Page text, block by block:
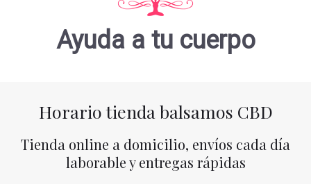
Ayuda a tu cuerpo
Horario tienda balsamos CBD
Tienda online a domicilio, envíos cada día
laborable y entregas rápidas